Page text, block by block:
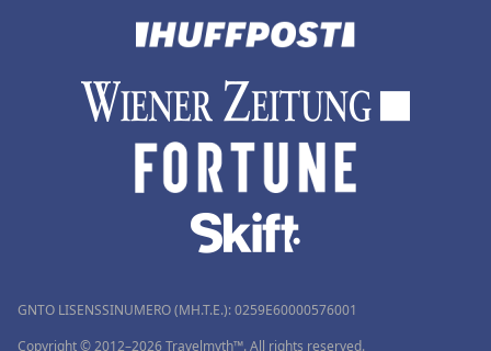
GNTO LISENSSINUMERO (MH.T.E.): 0259Ε60000576001
Copyright © 2012–2026 Travelmyth™. All rights reserved.